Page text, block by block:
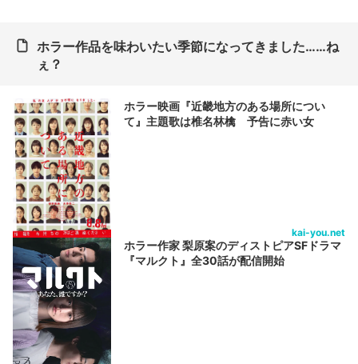
ホラー作品を味わいたい季節になってきました……ね
ぇ？
ホラー映画『近畿地方のある場所につい
て』主題歌は椎名林檎 予告に赤い女
kai-you.net
ホラー作家 梨原案のディストピアSFドラマ
『マルクト』全30話が配信開始